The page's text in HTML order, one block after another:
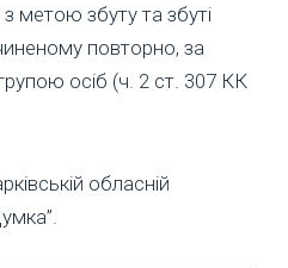
метою збуту та збуті
повторно, за
осіб (ч. 2 ст. 307 КК
обласній